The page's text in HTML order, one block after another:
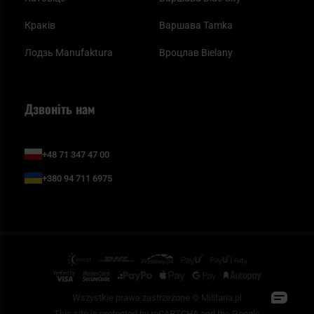
Краків
Лодзь Manufaktura
Варшава Tamka
Вроцлав Bielany
Дзвоніть нам
+48 71 347 47 00
+380 94 711 6975
Wszystkie prawa zastrzeżone © Militaria.pl